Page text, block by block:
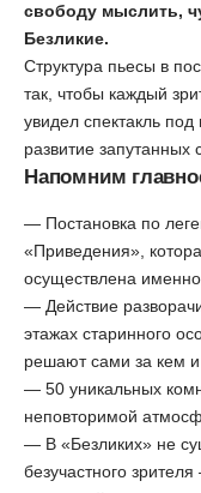
свободу мыслить,
Безликие.
Структура пьесы в
так, чтобы каждый
увидел спектакль
развитие запутанных
Напомним
— Постановка по
«Приведения»,
осуществлена
— Действие
этажах старинного
решают сами за кем и
— 50 уникальных
неповторимой
— В «Безликих» не
безучастного